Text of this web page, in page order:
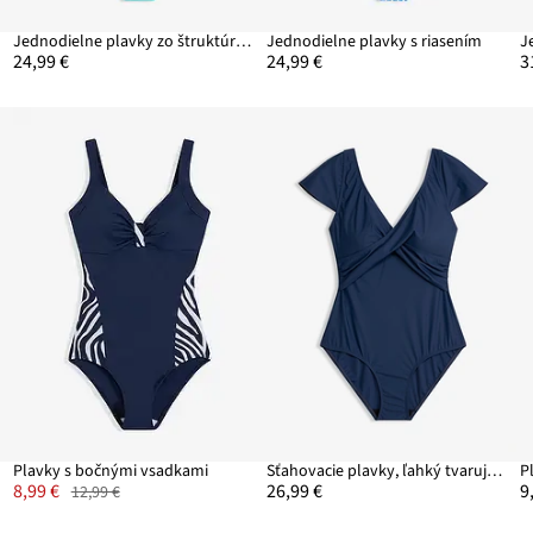
Jednodielne plavky zo štruktúrovaného materiálu
24,99 €
Jednodielne plavky s riasením
24,99 €
Plavky s bočnými vsadkami
8,99 € 12,99 €
Sťahovacie plavky, ľahký tvarujúci efekt
26,99 €